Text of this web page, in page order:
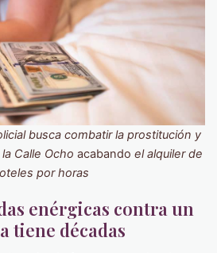
busca combatir la prostitución y
Calle Ocho acabando el alquiler de
por horas
enérgicas contra un
tiene décadas